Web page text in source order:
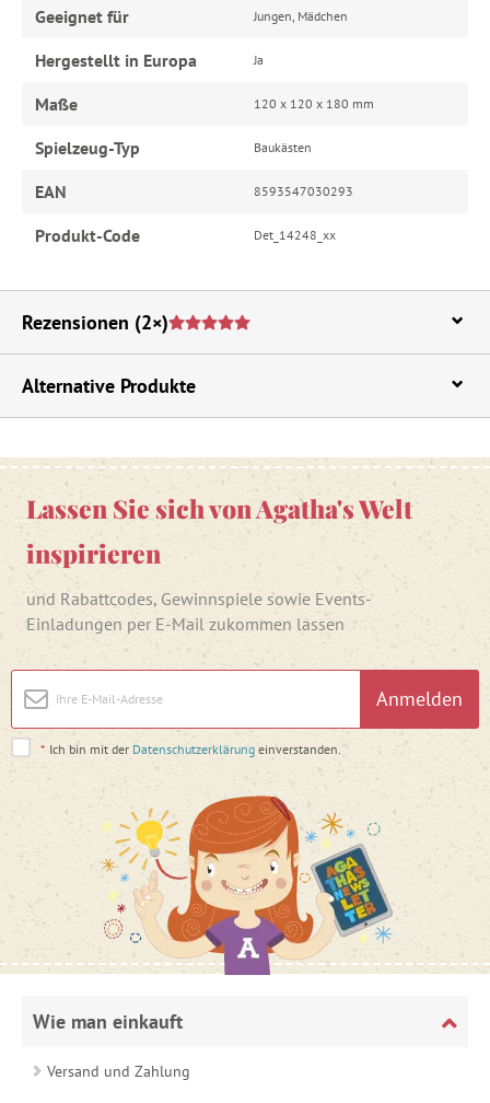
Geeignet für Jungen, Mädchen
Hergestellt in Europa Ja
Maße 120 x 120 x 180 mm
Spielzeug-Typ Baukästen
EAN 8593547030293
Produkt-Code Det_14248_xx
Rezensionen (2×)
Alternative Produkte
Lassen Sie sich von Agatha's Welt
inspirieren
und Rabattcodes, Gewinnspiele sowie Events-
Einladungen per E-Mail zukommen lassen
Anmelden
* Ich bin mit der Datenschutzerklärung einverstanden.
Wie man einkauft
Versand und Zahlung